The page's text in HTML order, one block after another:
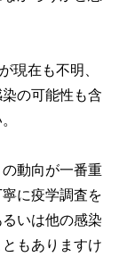
現在も不明、
の可能性も含
動向が一番重
に疫学調査を
いは他の感染
もありますけ